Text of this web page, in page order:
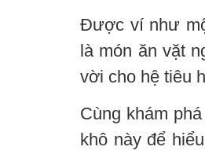
Được ví như
là món ăn vặt
vời cho hệ tiêu
Cùng khám
khô này để